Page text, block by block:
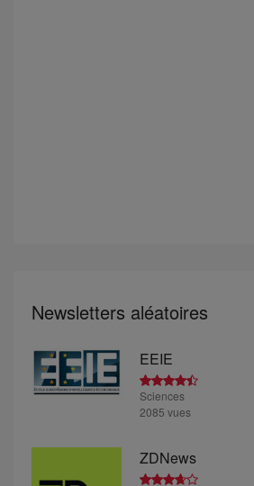
Newsletters aléatoires
EEIE
Sciences
2085 vues
ZDNews